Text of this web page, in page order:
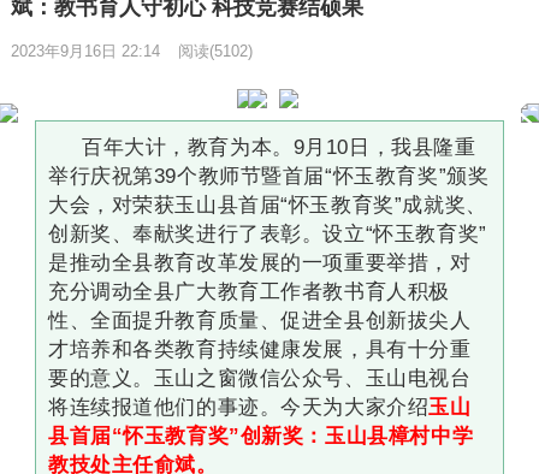
斌：教书育人守初心 科技竞赛结硕果
2023年9月16日 22:14 阅读(5102)
百年大计，教育为本。9月10日，我县隆重
举行庆祝第39个教师节暨首届“怀玉教育奖”颁奖
大会，对荣获玉山县首届“怀玉教育奖”成就奖、
创新奖、奉献奖进行了表彰。设立“怀玉教育奖”
是推动全县教育改革发展的一项重要举措，对
充分调动全县广大教育工作者教书育人积极
性、全面提升教育质量、促进全县创新拔尖人
才培养和各类教育持续健康发展，具有十分重
要的意义。玉山之窗微信公众号、玉山电视台
将连续报道他们的事迹。今天为大家介绍玉山
县首届“怀玉教育奖”创新奖：玉山县樟村中学
教技处主任俞斌。